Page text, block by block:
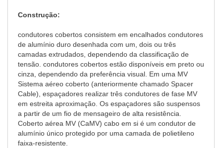
Construção:
condutores cobertos consistem em encalhados condutores
de alumínio duro desenhada com um, dois ou três
camadas extrudados, dependendo da classificação de
tensão. condutores cobertos estão disponíveis em preto ou
cinza, dependendo da preferência visual. Em uma MV
Sistema aéreo coberto (anteriormente chamado Spacer
Cable), espaçadores realizar três condutores de fase MV
em estreita aproximação. Os espaçadores são suspensos
a partir de um fio de mensageiro de alta resistência.
Coberto aérea MV (CaMV) cabo em si é um condutor de
alumínio único protegido por uma camada de polietileno
faixa-resistente.